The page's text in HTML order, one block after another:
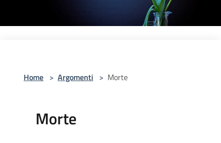
Home > Argomenti > Morte
Morte